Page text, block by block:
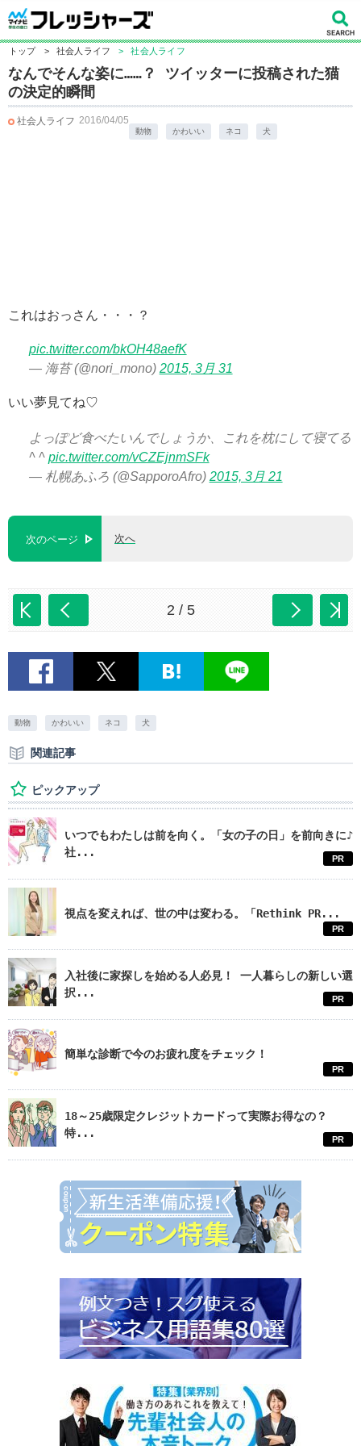
トップ > 社会人ライフ > 社会人ライフ
なんでそんな姿に……？ ツイッターに投稿された猫
の決定的瞬間
社会人ライフ 2016/04/05
動物 かわいい ネコ 犬
これはおっさん・・・？
pic.twitter.com/bkOH48aefK
— 海苔 (@nori_mono) 2015, 3月 31
いい夢見てね♡
よっぽど食べたいんでしょうか、これを枕にして寝てる
^ ^ pic.twitter.com/vCZEjnmSFk
— 札幌あふろ (@SapporoAfro) 2015, 3月 21
次のページ 次へ
2 / 5
動物 かわいい ネコ 犬
関連記事
ピックアップ
いつでもわたしは前を向く。「女の子の日」を前向きに♪
社...
PR
視点を変えれば、世の中は変わる。「Rethink PR...
PR
入社後に家探しを始める人必見！ 一人暮らしの新しい選
択...
PR
簡単な診断で今のお疲れ度をチェック！
PR
18～25歳限定クレジットカードって実際お得なの？
特...
PR